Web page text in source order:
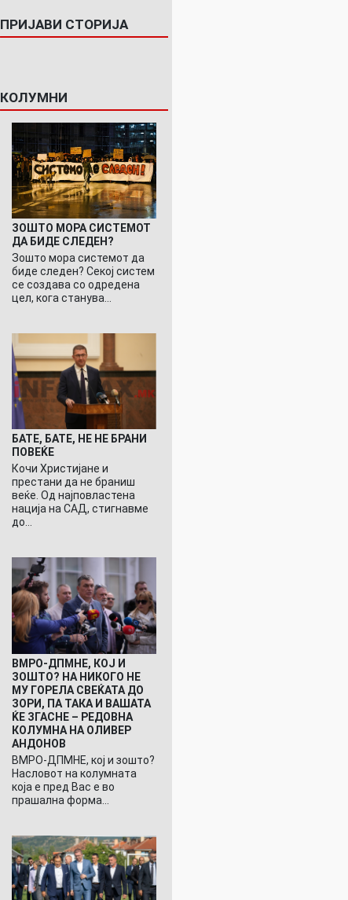
ПРИЈАВИ СТОРИЈА
КОЛУМНИ
ЗОШТО МОРА СИСТЕМОТ
ДА БИДЕ СЛЕДЕН?
Зошто мора системот да
биде следен? Секој систем
се создава со одредена
цел, кога станува…
БАТЕ, БАТЕ, НЕ НЕ БРАНИ
ПОВЕЌЕ
Кочи Христијане и
престани да не браниш
веќе. Од најповластена
нација на САД, стигнавме
до…
ВМРО-ДПМНЕ, КОЈ И
ЗОШТО? НА НИКОГО НЕ
МУ ГОРЕЛА СВЕЌАТА ДО
ЗОРИ, ПА ТАКА И ВАШАТА
ЌЕ ЗГАСНЕ – РЕДОВНА
КОЛУМНА НА ОЛИВЕР
АНДОНОВ
ВМРО-ДПМНЕ, кој и зошто?
Насловот на колумната
која е пред Вас е во
прашална форма…